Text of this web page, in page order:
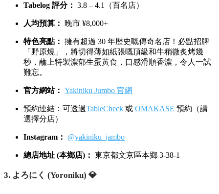
Tabelog 評分： 3.8 – 4.1（百名店）
人均預算： 晚市 ¥8,000+
特色亮點： 擁有超過 30 年歷史嘅傳奇名店！必點招牌
「野原燒」，將切得薄如紙張嘅頂級和牛稍微炙烤幾
秒，蘸上特製濃郁生蛋黃食，口感滑順香濃，令人一試
難忘。
官方網站： Yakiniku Jumbo 官網
預約連結：可透過TableCheck 或 OMAKASE 預約（請
選擇分店）
Instagram： @yakiniku_jambo
總店地址 (本鄉店)： 東京都文京區本鄉 3-38-1
3. よろにく (Yoroniku) 💎